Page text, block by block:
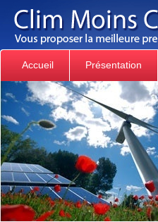
Accueil Présentation